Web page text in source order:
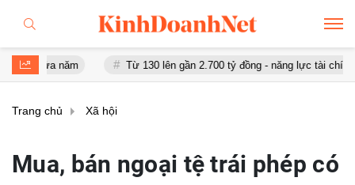
năm Từ 130 lên gần 2.700 tỷ đồng - năng lực tài chính của
Trang chủ Xã hội
Mua, bán ngoại tệ trái phép có